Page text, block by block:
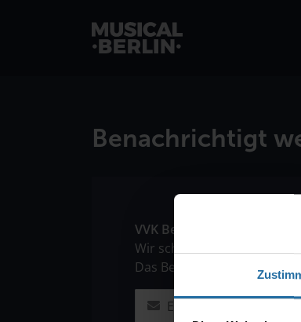
Benachrichtigt
VVK Benachrichtigung
Wir schicken Ihnen gern
Das Berlin-Musical"